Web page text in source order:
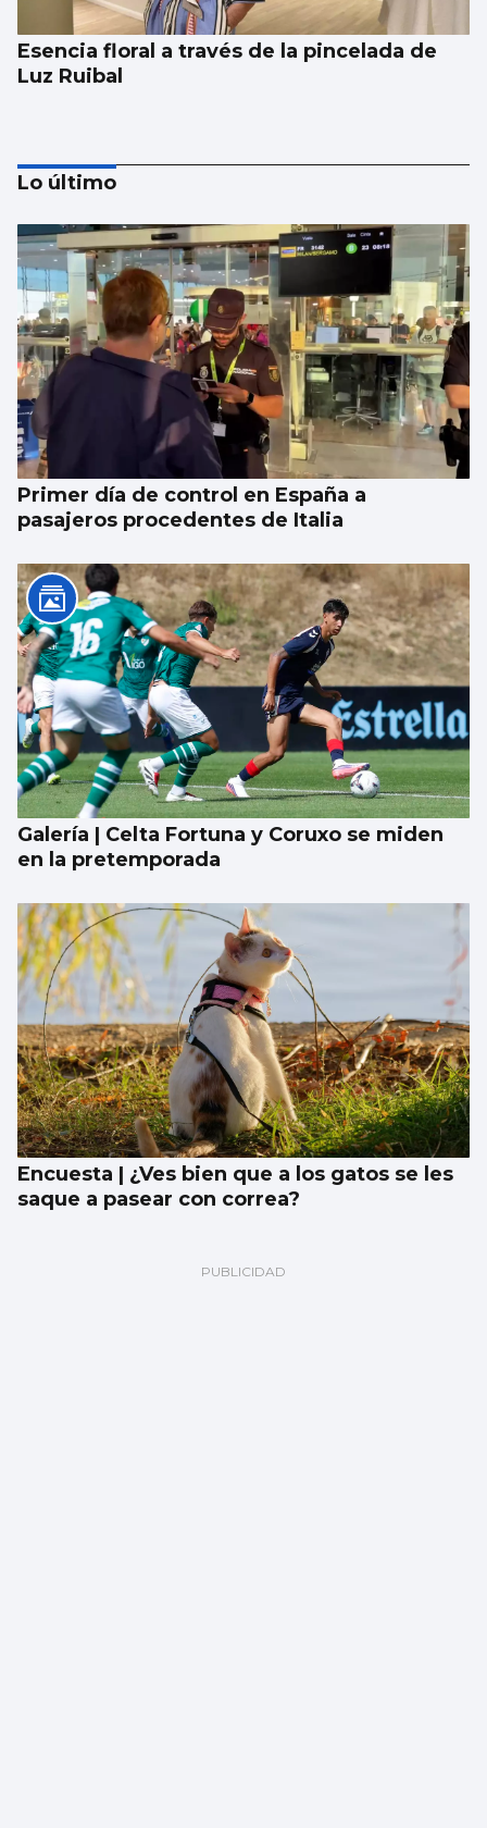
Esencia floral a través de la pincelada de
Luz Ruibal
Xanma Louro, de The Rapants: “Sempre foi
complicado dicir que tocamos. Somos un
guiso, abertos a todo”
Lo último
Primer día de control en España a
pasajeros procedentes de Italia
Galería | Celta Fortuna y Coruxo se miden
en la pretemporada
Encuesta | ¿Ves bien que a los gatos se les
saque a pasear con correa?